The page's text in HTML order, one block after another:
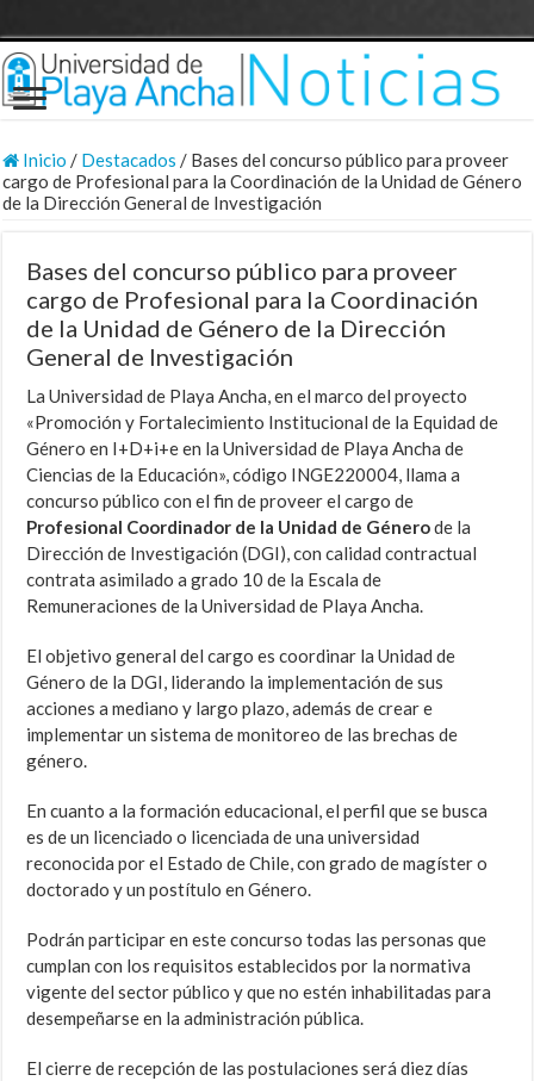
Inicio / Destacados / Bases del concurso público para proveer
cargo de Profesional para la Coordinación de la Unidad de Género
de la Dirección General de Investigación
Bases del concurso público para proveer
cargo de Profesional para la Coordinación
de la Unidad de Género de la Dirección
General de Investigación
La Universidad de Playa Ancha, en el marco del proyecto
«Promoción y Fortalecimiento Institucional de la Equidad de
Género en I+D+i+e en la Universidad de Playa Ancha de
Ciencias de la Educación», código INGE220004, llama a
concurso público con el fin de proveer el cargo de
Profesional Coordinador de la Unidad de Génerode la
Dirección de Investigación (DGI), con calidad contractual
contrata asimilado a grado 10 de la Escala de
Remuneraciones de la Universidad de Playa Ancha.
El objetivo general del cargo es coordinar la Unidad de
Género de la DGI, liderando la implementación de sus
acciones a mediano y largo plazo, además de crear e
implementar un sistema de monitoreo de las brechas de
género.
En cuanto a la formación educacional, el perfil que se busca
es de un licenciado o licenciada de una universidad
reconocida por el Estado de Chile, con grado de magíster o
doctorado y un postítulo en Género.
Podrán participar en este concurso todas las personas que
cumplan con los requisitos establecidos por la normativa
vigente del sector público y que no estén inhabilitadas para
desempeñarse en la administración pública.
El cierre de recepción de las postulaciones será diez días